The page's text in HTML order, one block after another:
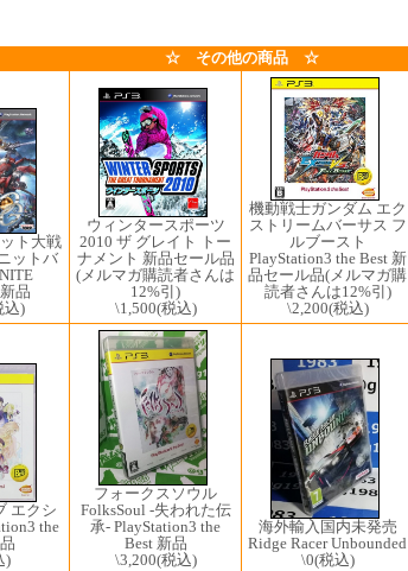
☆ その他の商品 ☆
ト大戦
ットバ
品
込)
ウィンタースポーツ
2010 ザ グレイト トー
ナメント 新品セール品
(メルマガ購読者さんは
12%引)
\1,500(税込)
機動戦士ガンダム エク
ストリームバーサス フ
ルブースト
PlayStation3 the Best 新
品セール品(メルマガ購
読者さんは12%引)
\2,200(税込)
エクシ
the
)
フォークスソウル
FolksSoul -失われた伝
承- PlayStation3 the
Best 新品
\3,200(税込)
海外輸入国内未発売
Ridge Racer Unbounded
\0(税込)